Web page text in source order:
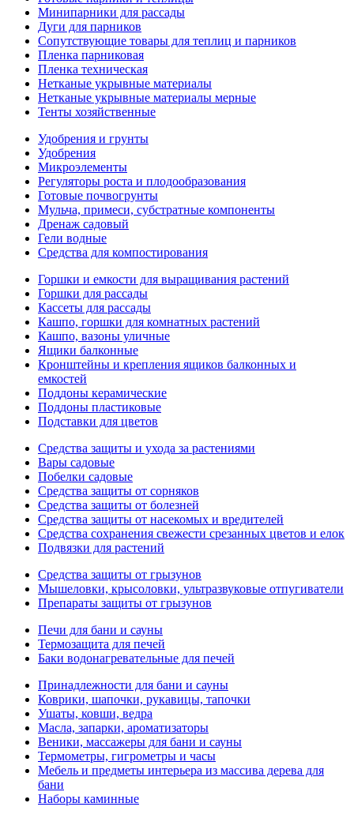
Минипарники для рассады
Дуги для парников
Сопутствующие товары для теплиц и парников
Пленка парниковая
Пленка техническая
Нетканые укрывные материалы
Нетканые укрывные материалы мерные
Тенты хозяйственные
Удобрения и грунты
Удобрения
Микроэлементы
Регуляторы роста и плодообразования
Готовые почвогрунты
Мульча, примеси, субстратные компоненты
Дренаж садовый
Гели водные
Средства для компостирования
Горшки и емкости для выращивания растений
Горшки для рассады
Кассеты для рассады
Кашпо, горшки для комнатных растений
Кашпо, вазоны уличные
Ящики балконные
Кронштейны и крепления ящиков балконных и
емкостей
Поддоны керамические
Поддоны пластиковые
Подставки для цветов
Средства защиты и ухода за растениями
Вары садовые
Побелки садовые
Средства защиты от сорняков
Средства защиты от болезней
Средства защиты от насекомых и вредителей
Средства сохранения свежести срезанных цветов и елок
Подвязки для растений
Средства защиты от грызунов
Мышеловки, крысоловки, ультразвуковые отпугиватели
Препараты защиты от грызунов
Печи для бани и сауны
Термозащита для печей
Баки водонагревательные для печей
Принадлежности для бани и сауны
Коврики, шапочки, рукавицы, тапочки
Ушаты, ковши, ведра
Масла, запарки, ароматизаторы
Веники, массажеры для бани и сауны
Термометры, гигрометры и часы
Мебель и предметы интерьера из массива дерева для
бани
Наборы каминные